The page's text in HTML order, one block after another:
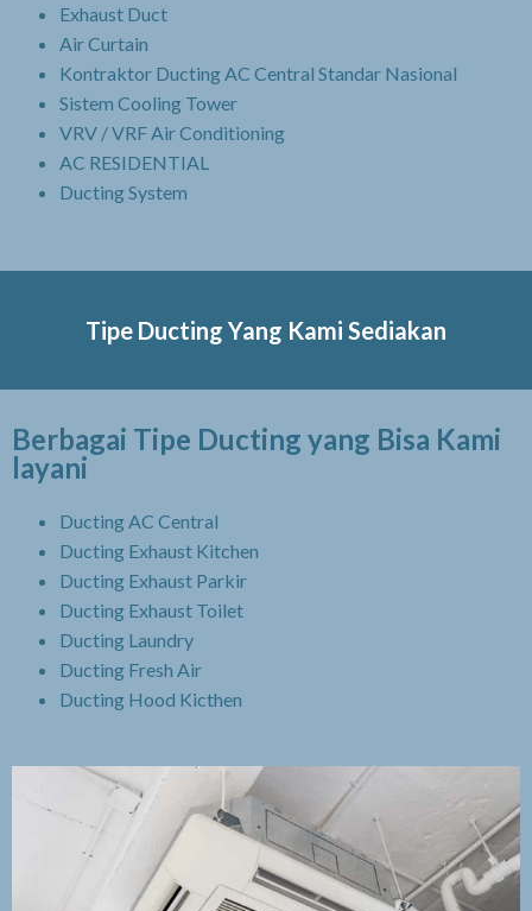
Exhaust Duct
Air Curtain
Kontraktor Ducting AC Central Standar Nasional
Sistem Cooling Tower
VRV / VRF Air Conditioning
AC RESIDENTIAL
Ducting System
Tipe Ducting Yang Kami Sediakan
Berbagai Tipe Ducting yang Bisa Kami
layani
Ducting AC Central
Ducting Exhaust Kitchen
Ducting Exhaust Parkir
Ducting Exhaust Toilet
Ducting Laundry
Ducting Fresh Air
Ducting Hood Kicthen